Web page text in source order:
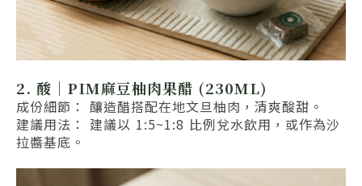
2. 酸｜PIM麻豆柚肉果醋 (230ML)
成份細節： 釀造醋搭配在地文旦柚肉，清爽酸甜。
建議用法： 建議以 1:5~1:8 比例兌水飲用，或作為沙
拉醬基底。